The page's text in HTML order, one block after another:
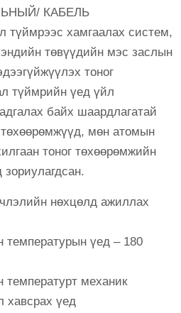
КАБЕЛЬ
түймрээс хамгаалах систем,
төвүүдийн мэс заслын
тоног
түймрийн үед үйл
байх шаардлагатай
төхөөрөмжүүд, мөн атомын
тоног төхөөрөмжийн
нөхцөлд ажиллах
температурын үед – 180
температурт механик
хавсрах үед